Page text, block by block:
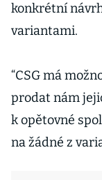
konkrétní
variantami.
“CSG má
prodat nám
k opětovné
na žádné z